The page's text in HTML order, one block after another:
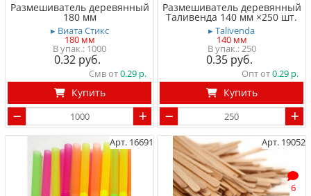
Размешиватель деревянный
180 мм
▸ Виата Стикс
180 мм
1000
0.32
Смв от0.29
Купить
Размешиватель деревянный
Таливенда 140 мм ×250 шт.
▸ Talivenda
140 мм
250
0.35
Опт от0.29
Купить
Арт. 16691 Арт. 19052
6